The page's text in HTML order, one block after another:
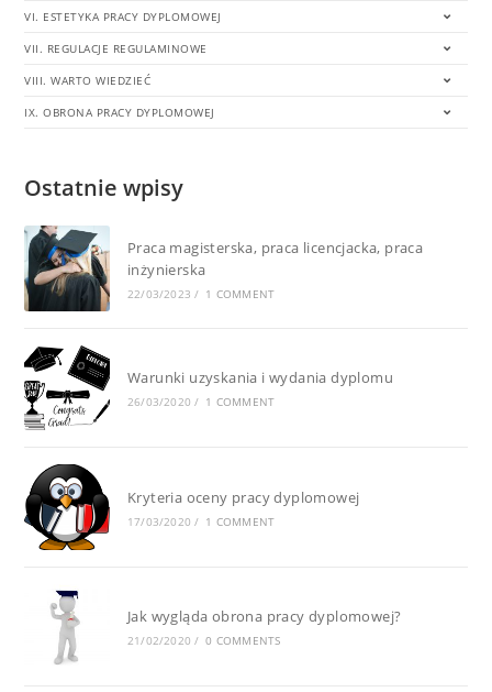
VI. ESTETYKA PRACY DYPLOMOWEJ
VII. REGULACJE REGULAMINOWE
VIII. WARTO WIEDZIEĆ
IX. OBRONA PRACY DYPLOMOWEJ
Ostatnie wpisy
Praca magisterska, praca licencjacka, praca
inżynierska
22/03/2023 / 1 COMMENT
Warunki uzyskania i wydania dyplomu
26/03/2020 / 1 COMMENT
Kryteria oceny pracy dyplomowej
17/03/2020 / 1 COMMENT
Jak wygląda obrona pracy dyplomowej?
21/02/2020 / 0 COMMENTS